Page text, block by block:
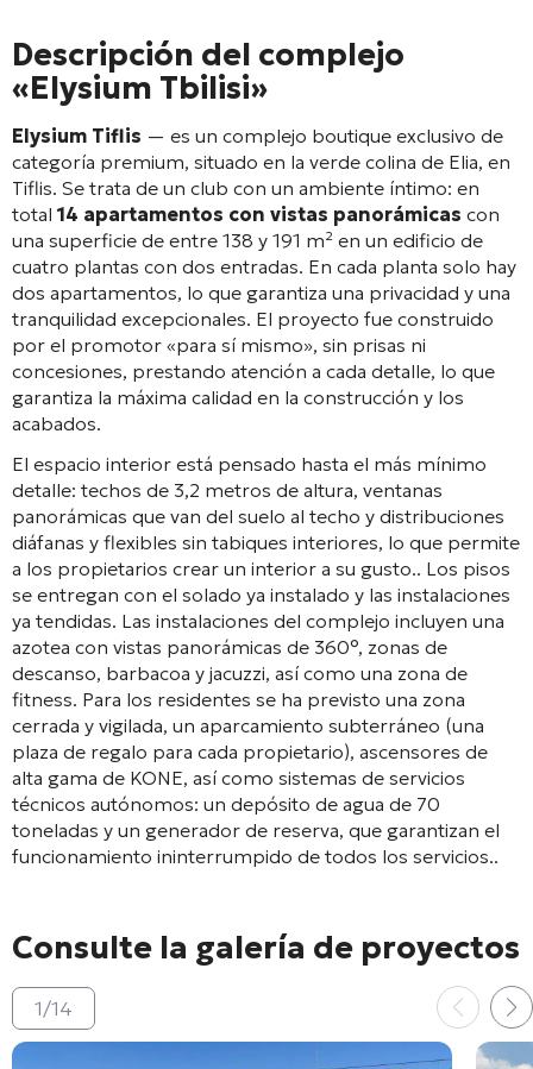
Descripción del complejo
«Elysium Tbilisi»
Elysium Tiflis — es un complejo boutique exclusivo de
categoría premium, situado en la verde colina de Elia, en
Tiflis. Se trata de un club con un ambiente íntimo: en
total 14 apartamentos con vistas panorámicas con
una superficie de entre 138 y 191 m² en un edificio de
cuatro plantas con dos entradas. En cada planta solo hay
dos apartamentos, lo que garantiza una privacidad y una
tranquilidad excepcionales. El proyecto fue construido
por el promotor «para sí mismo», sin prisas ni
concesiones, prestando atención a cada detalle, lo que
garantiza la máxima calidad en la construcción y los
acabados.
El espacio interior está pensado hasta el más mínimo
detalle: techos de 3,2 metros de altura, ventanas
panorámicas que van del suelo al techo y distribuciones
diáfanas y flexibles sin tabiques interiores, lo que permite
a los propietarios crear un interior a su gusto.. Los pisos
se entregan con el solado ya instalado y las instalaciones
ya tendidas. Las instalaciones del complejo incluyen una
azotea con vistas panorámicas de 360°, zonas de
descanso, barbacoa y jacuzzi, así como una zona de
fitness. Para los residentes se ha previsto una zona
cerrada y vigilada, un aparcamiento subterráneo (una
plaza de regalo para cada propietario), ascensores de
alta gama de KONE, así como sistemas de servicios
técnicos autónomos: un depósito de agua de 70
toneladas y un generador de reserva, que garantizan el
funcionamiento ininterrumpido de todos los servicios..
Consulte la galería de proyectos
1/14